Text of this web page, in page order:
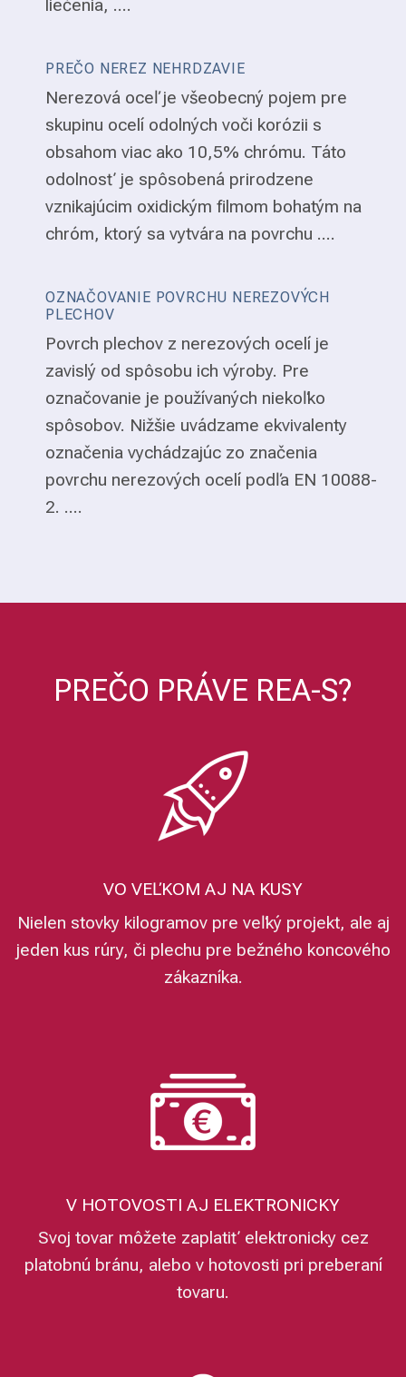
liečenia, ....
PREČO NEREZ NEHRDZAVIE
Nerezová oceľ je všeobecný pojem pre
skupinu ocelí odolných voči korózii s
obsahom viac ako 10,5% chrómu. Táto
odolnosť je spôsobená prirodzene
vznikajúcim oxidickým filmom bohatým na
chróm, ktorý sa vytvára na povrchu ....
OZNAČOVANIE POVRCHU NEREZOVÝCH
PLECHOV
Povrch plechov z nerezových ocelí je
zavislý od spôsobu ich výroby. Pre
označovanie je používaných niekoľko
spôsobov. Nižšie uvádzame ekvivalenty
označenia vychádzajúc zo značenia
povrchu nerezových ocelí podľa EN 10088-
2. ....
PREČO PRÁVE REA-S?
VO VEĽKOM AJ NA KUSY
Nielen stovky kilogramov pre veľký projekt, ale aj
jeden kus rúry, či plechu pre bežného koncového
zákazníka.
V HOTOVOSTI AJ ELEKTRONICKY
Svoj tovar môžete zaplatiť elektronicky cez
platobnú bránu, alebo v hotovosti pri preberaní
tovaru.